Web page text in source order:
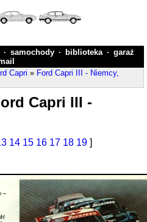
· samochody · biblioteka · garaż
Capri » Ford Capri III - Niemcy,
Capri III -
14 15 16 17 18 19 ]